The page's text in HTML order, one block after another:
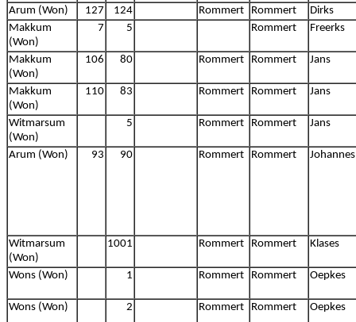
Arum (Won) 127 124 Rommert Rommert
Dirks
Makkum
(Won)
7 5 Rommert Freerks
Makkum
(Won)
106 80 Rommert Rommert Jans
Makkum
(Won)
110 83 Rommert Rommert Jans
Witmarsum
(Won)
5 Rommert Rommert Jans
Arum (Won) 93 90 Rommert Rommert Johannes
Witmarsum
(Won)
1001 Rommert Rommert Klases
Wons (Won) 1 Rommert Rommert Oepkes
Wons (Won) 2 Rommert Rommert Oepkes